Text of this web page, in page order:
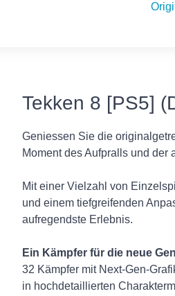
Tekken 8 [PS5]
Geniessen Sie die
Moment des Aufpralls und der
Mit einer Vielzahl von
und einem tiefgreifenden
aufregendste Erlebnis.
Ein Kämpfer für die neue
32 Kämpfer mit Next-Gen-
in hochdetaillierten